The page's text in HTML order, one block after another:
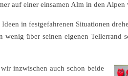
auf einer einsamen Alm in den Alpen
in festgefahrenen Situationen
über seinen eigenen Tellerrand
inzwischen auch schon beide